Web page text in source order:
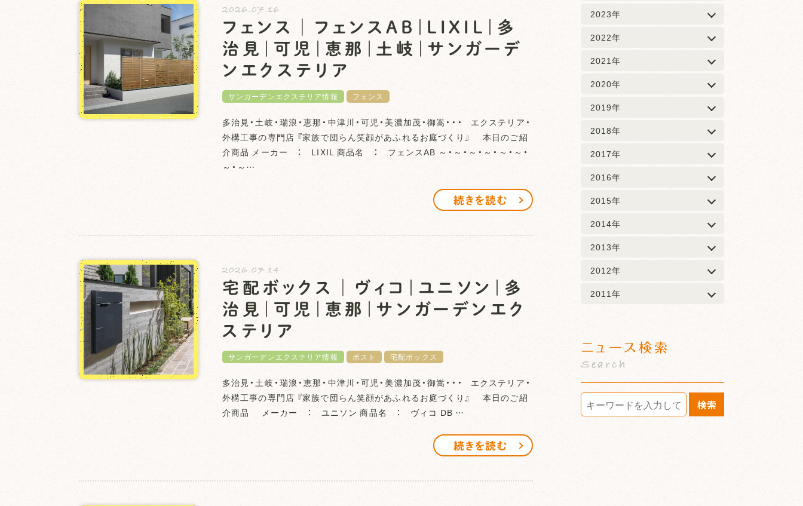
2026.07.16
フェンス│フェンスAB｜LIXIL｜多
治見｜可児｜恵那｜土岐｜サンガーデ
ンエクステリア
サンガーデンエクステリア情報 フェンス
多治見・土岐・瑞浪・恵那・中津川・可児・美濃加茂・御嵩・・・ エクステリア・
外構工事の専門店 『家族で団らん笑顔があふれるお庭づくり』 本日のご紹
介商品 メーカー ： LIXIL 商品名 ： フェンスAB ～・～・～・～・～・～・
～・～…
続きを読む
2026.07.14
宅配ボックス│ヴィコ｜ユニソン｜多
治見｜可児｜恵那｜サンガーデンエク
ステリア
サンガーデンエクステリア情報 ポスト 宅配ボックス
多治見・土岐・瑞浪・恵那・中津川・可児・美濃加茂・御嵩・・・ エクステリア・
外構工事の専門店 『家族で団らん笑顔があふれるお庭づくり』 本日のご紹
介商品 メーカー ： ユニソン 商品名 ： ヴィコ DB …
続きを読む
2023年
2022年
2021年
2020年
2019年
2018年
2017年
2016年
2015年
2014年
2013年
2012年
2011年
ニュース検索
Search
検索